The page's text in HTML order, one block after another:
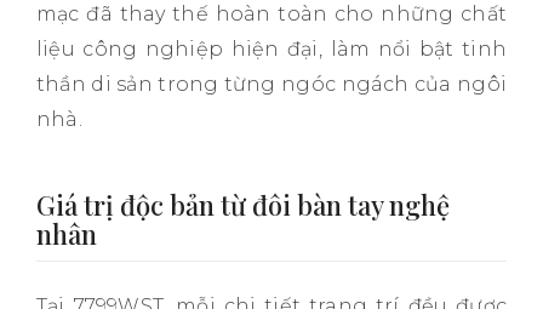
mạc đã thay thế hoàn toàn cho những chất
liệu công nghiệp hiện đại, làm nổi bật tinh
thần di sản trong từng ngóc ngách của ngôi
nhà.
Giá trị độc bản từ đôi bàn tay nghệ
nhân